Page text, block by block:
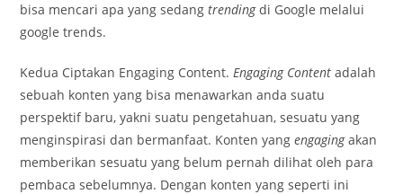
bisa mencari apa yang sedangtrendingdi Google melalui
google trends.
Kedua Ciptakan Engaging Content.Engaging Content adalah
sebuah konten yang bisa menawarkan anda suatu
perspektif baru, yakni suatu pengetahuan, sesuatu yang
menginspirasi dan bermanfaat. Konten yangengagingakan
memberikan sesuatu yang belum pernah dilihat oleh para
pembaca sebelumnya. Dengan konten yang seperti ini